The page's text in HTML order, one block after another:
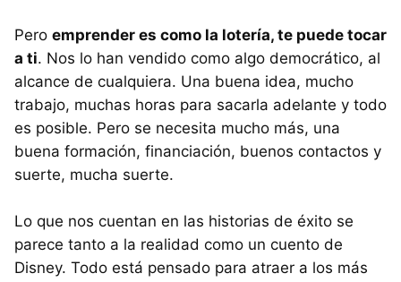
Pero emprender es como la lotería, te puede tocar
a ti. Nos lo han vendido como algo democrático, al
alcance de cualquiera. Una buena idea, mucho
trabajo, muchas horas para sacarla adelante y todo
es posible. Pero se necesita mucho más, una
buena formación, financiación, buenos contactos y
suerte, mucha suerte.
Lo que nos cuentan en las historias de éxito se
parece tanto a la realidad como un cuento de
Disney. Todo está pensado para atraer a los más